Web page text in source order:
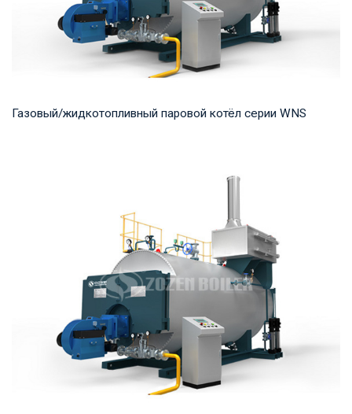
Газовый/жидкотопливный паровой котёл серии WNS
продукта: 1-20 т/ч Температура на выходе: ...